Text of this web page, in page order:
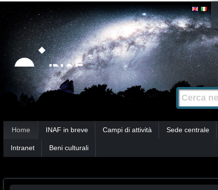
Strumenti
personali
Salta
contenuti.
|
Salta
alla
navigazione
Cerca nel
Ricerca
avanzata…
Home INAF in breve Campi di attività Sede centrale
Intranet Beni culturali